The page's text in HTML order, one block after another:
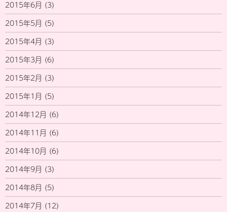
2015年6月 (3)
2015年5月 (5)
2015年4月 (3)
2015年3月 (6)
2015年2月 (3)
2015年1月 (5)
2014年12月 (6)
2014年11月 (6)
2014年10月 (6)
2014年9月 (3)
2014年8月 (5)
2014年7月 (12)